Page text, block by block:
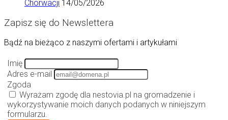
Chorwacji 14/05/2026
Zapisz się do Newslettera
Bądź na bieżąco z naszymi ofertami i artykułami
Imię
Adres e-mail
Zgoda
Wyrażam zgodę dla nestovia.pl na gromadzenie i
wykorzystywanie moich danych podanych w niniejszym
formularzu.